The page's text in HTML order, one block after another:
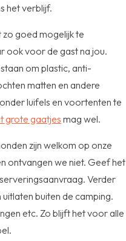
het verblijf.
goed mogelijk te
ook voor de gast na jou.
om plastic, anti-
matten en andere
luifels en voortenten te
grote gaatjes mag wel.
zijn welkom op onze
ontvangen we niet. Geef het
Verder
buiten de camping.
etc. Zo blijft het voor alle